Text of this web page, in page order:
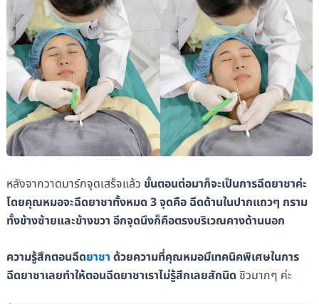
หลังจากวาดมาร์กจุดเสร็จแล้ว ขั้นตอนต่อมาก็จะเป็นการฉีดยาชาค่ะ
โดยคุณหมอจะฉีดยาชาทั้งหมด 3 จุดคือ ฉีดด้านในปากแถวๆ กราม
ทั้งข้างซ้ายและข้างขวา อีกจุดนึงก็คือตรงบริเวณคางด้านนอก
ความรู้สึกตอนฉีดยาชา ด้วยความที่คุณหมอมีเทคนิคพิเศษในการ
ฉีดยาชาเลยทำให้ตอนฉีดยาชาเราไม่รู้สึกเลยสักนิด ชิวมากๆ ค่ะ